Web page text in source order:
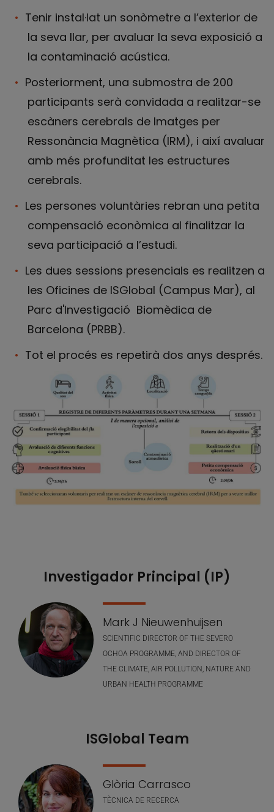
Tenir instal·lat un sonòmetre a l’exterior de
la seva llar, per avaluar la seva exposició a
la contaminació acústica.
Posteriorment, una submostra de 200
participants serà convidada a realitzar-se
escàners cerebrals de Imatges per
Ressonància Magnètica (IRM), i així avaluar
amb més profunditat les estructures
cerebrals.
Les persones voluntàries rebran una petita
compensació econòmica al finalitzar la
seva participació a l’estudi.
Les dues sessions presencials es realitzen a
les Oficines de ISGlobal (Campus Mar), al
Parc d'Investigació Biomèdica de
Barcelona (PRBB).
Tot el procés es repetirà dos anys després.
Our Team
Investigador Principal (IP)
Mark J Nieuwenhuijsen
SCIENTIFIC DIRECTOR OF THE SEVERO
OCHOA PROGRAMME, AND DIRECTOR OF
THE CLIMATE, AIR POLLUTION, NATURE AND
URBAN HEALTH PROGRAMME
ISGlobal Team
Glòria Carrasco
TÈCNICA DE RECERCA